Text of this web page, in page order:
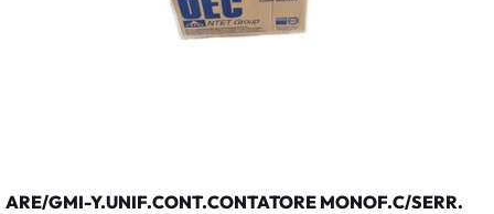
ARE/GMI-Y.UNIF.CONT.CONTATORE MONOF.C/SERR.